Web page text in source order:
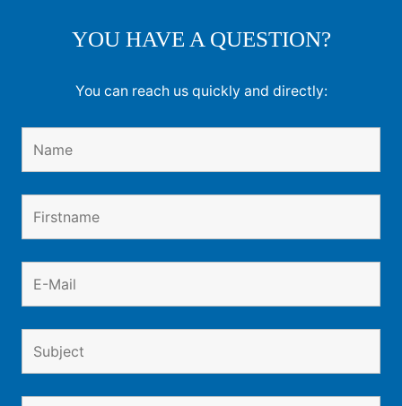
YOU HAVE A QUESTION?
You can reach us quickly and directly: